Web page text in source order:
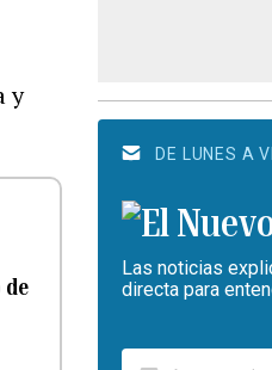
y
de
DE LUNES A
Las noticias
directa para